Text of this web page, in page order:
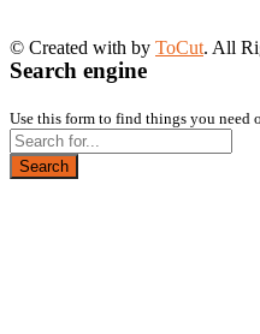
© Created with by ToCut. All
Search engine
Use this form to find things you need
Search